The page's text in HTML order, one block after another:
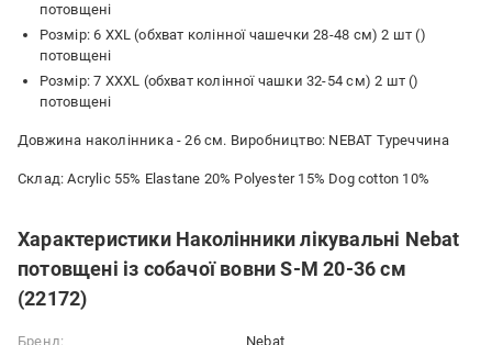
потовщені
Розмір: 6 XXL (обхват колінної чашечки 28-48 см) 2 шт ()
потовщені
Розмір: 7 XXXL (обхват колінної чашки 32-54 см) 2 шт ()
потовщені
Довжина наколінника - 26 см. Виробництво: NEBAT Туреччина
Склад: Acrylic 55% Elastane 20% Polyester 15% Dog cotton 10%
Характеристики Наколінники лікувальні Nebat
потовщені із собачої вовни S-M 20-36 см
(22172)
Бренд: Nebat